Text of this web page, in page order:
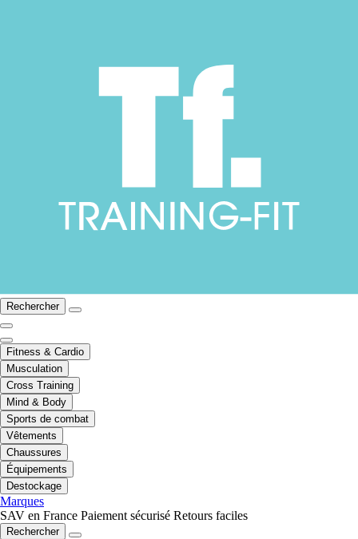
Rechercher
Fitness & Cardio
Musculation
Cross Training
Mind & Body
Sports de combat
Vêtements
Chaussures
Équipements
Destockage
Marques
SAV en France Paiement sécurisé Retours faciles
Rechercher